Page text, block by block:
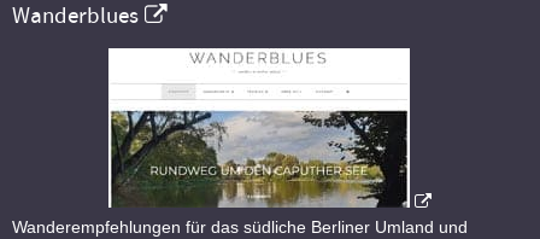
Wanderblues
Wanderempfehlungen für das südliche Berliner Umland und